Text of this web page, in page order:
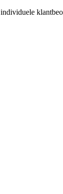
individuele